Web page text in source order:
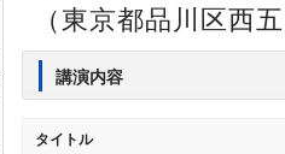
（東京都品川区
講演内容
タイトル